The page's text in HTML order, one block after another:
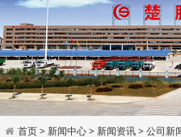
首页> 新闻中心> 新闻资讯>公司新